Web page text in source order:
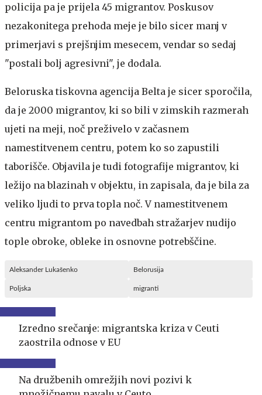
policija pa je prijela 45 migrantov. Poskusov
nezakonitega prehoda meje je bilo sicer manj v
primerjavi s prejšnjim mesecem, vendar so sedaj
"postali bolj agresivni", je dodala.
Beloruska tiskovna agencija Belta je sicer sporočila,
da je 2000 migrantov, ki so bili v zimskih razmerah
ujeti na meji, noč preživelo v začasnem
namestitvenem centru, potem ko so zapustili
taborišče. Objavila je tudi fotografije migrantov, ki
ležijo na blazinah v objektu, in zapisala, da je bila za
veliko ljudi to prva topla noč. V namestitvenem
centru migrantom po navedbah stražarjev nudijo
tople obroke, obleke in osnovne potrebščine.
Aleksander Lukašenko Belorusija
Poljska migranti
Izredno srečanje: migrantska kriza v Ceuti
zaostrila odnose v EU
Na družbenih omrežjih novi pozivi k